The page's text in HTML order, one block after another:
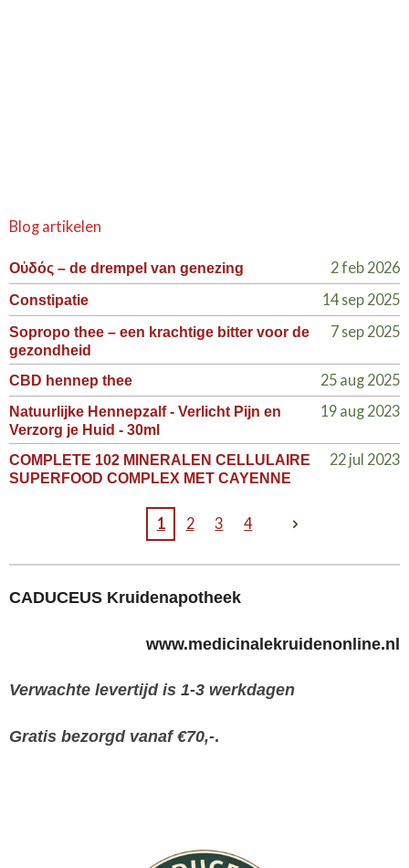
Blog artikelen
Οὐδός – de drempel van genezing 2 feb 2026
Constipatie 14 sep 2025
Sopropo thee – een krachtige bitter voor de
gezondheid
7 sep 2025
CBD hennep thee 25 aug 2025
Natuurlijke Hennepzalf - Verlicht Pijn en
Verzorg je Huid - 30ml
19 aug 2023
COMPLETE 102 MINERALEN CELLULAIRE
SUPERFOOD COMPLEX MET CAYENNE
22 jul 2023
1 2 3 4
CADUCEUS Kruidenapotheek
www.medicinalekruidenonline.nl
Verwachte levertijd is 1-3 werkdagen
Gratis bezorgd vanaf €70,-.